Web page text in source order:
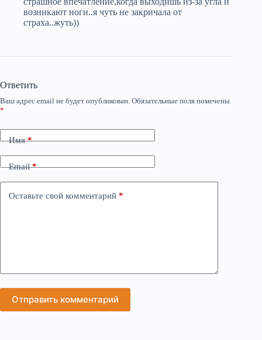
возникают ноги..я чуть не закричала от
страха..жуть))
Ответить
Ваш адрес email не будет опубликован. Обязательные поля помечены
*
Имя*
Email*
Оставьте свой комментарий *
Отправить комментарий